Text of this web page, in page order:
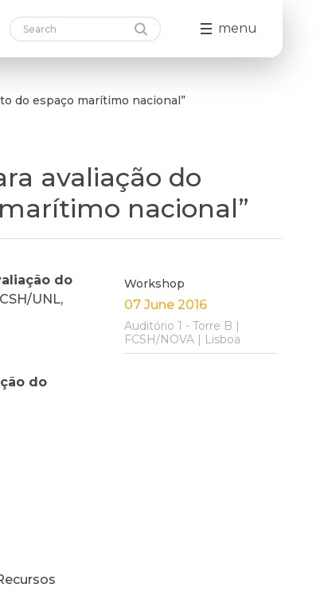
menu
do espaço marítimo nacional”
avaliação do
nacional”
do
UNL,
do
Workshop
07 June 2016
Auditório 1 - Torre B |
FCSH/NOVA | Lisboa